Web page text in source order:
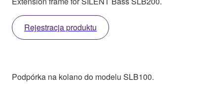
Rejestracja produktu
Podpórka na kolano do modelu SLB100.